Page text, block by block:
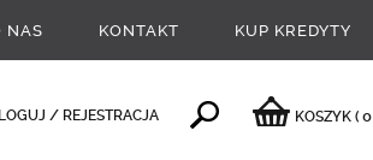
NAS KONTAKT KUP KREDYTY
/ REJESTRACJA KOSZYK ( 0